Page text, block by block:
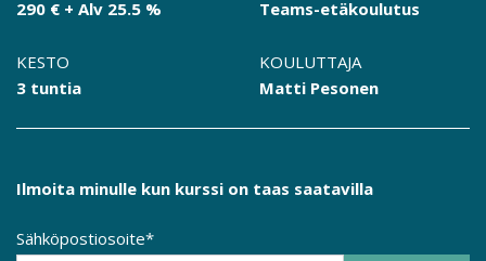
290 € + Alv 25.5 %
Teams-etäkoulutus
KESTO
3 tuntia
KOULUTTAJA
Matti Pesonen
Ilmoita minulle kun kurssi on taas saatavilla
Sähköpostiosoite*